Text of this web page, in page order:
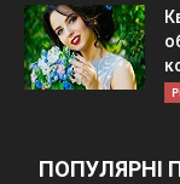
ПОПУЛЯРНІ